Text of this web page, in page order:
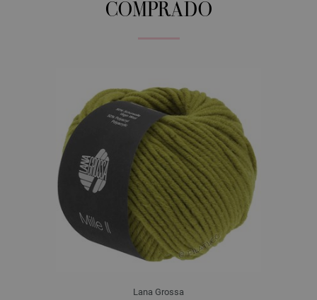
COMPRADO
Lana Grossa